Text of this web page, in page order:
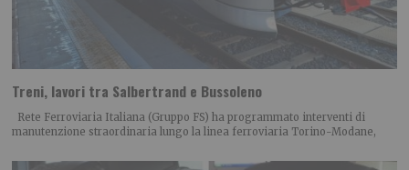
Treni, lavori tra Salbertrand e Bussoleno
Rete Ferroviaria Italiana (Gruppo FS) ha programmato interventi di
manutenzione straordinaria lungo la linea ferroviaria Torino-Modane,